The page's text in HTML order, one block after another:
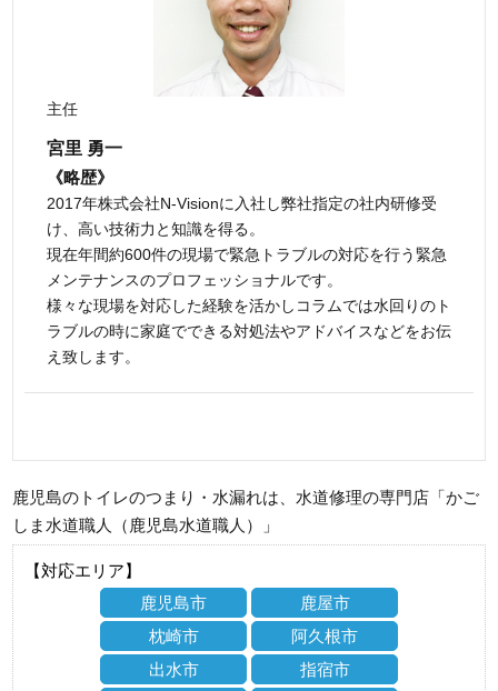
主任
宮里 勇一
《略歴》
2017年株式会社N-Visionに入社し弊社指定の社内研修受
け、高い技術力と知識を得る。
現在年間約600件の現場で緊急トラブルの対応を行う緊急
メンテナンスのプロフェッショナルです。
様々な現場を対応した経験を活かしコラムでは水回りのト
ラブルの時に家庭でできる対処法やアドバイスなどをお伝
え致します。
鹿児島のトイレのつまり・水漏れは、水道修理の専門店「かご
しま水道職人（鹿児島水道職人）」
【対応エリア】
鹿児島市
鹿屋市
枕崎市
阿久根市
出水市
指宿市